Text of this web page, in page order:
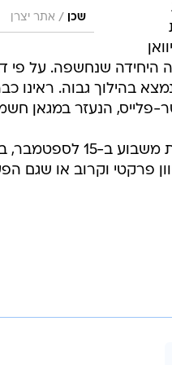
שכן
/ אתר יצרן
היחידה שנחשפה. על פי
בהילוך גבוה. ראינו
פלייס, הנעזר במגאן
את ההשקה הרשמית רנו
פרקטי וקרוב או שגם